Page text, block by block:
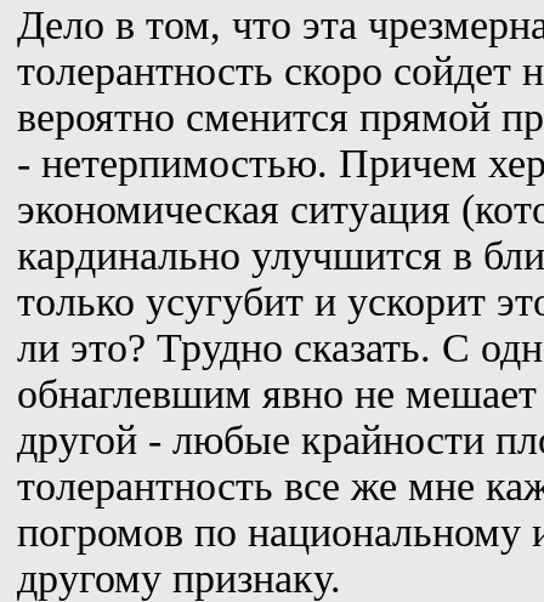
Дело в том, что эта
толерантность скоро сойдет
вероятно сменится прямой
- нетерпимостью. Причем
экономическая ситуация
кардинально улучшится в
только усугубит и ускорит
ли это? Трудно сказать. С
обнаглевшим явно не
другой - любые крайности
толерантность все же мне
погромов по
другому признаку.